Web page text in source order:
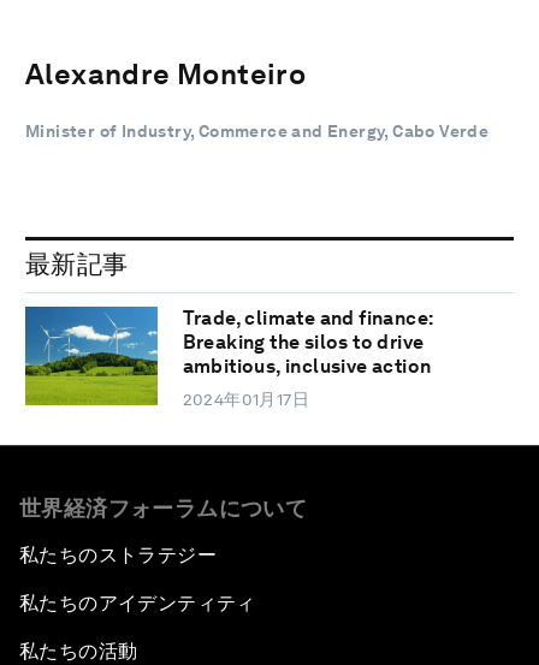
Alexandre Monteiro
Minister of Industry, Commerce and Energy, Cabo Verde
最新記事
Trade, climate and finance:
Breaking the silos to drive
ambitious, inclusive action
2024年01月17日
世界経済フォーラムについて
私たちのストラテジー
私たちのアイデンティティ
私たちの活動